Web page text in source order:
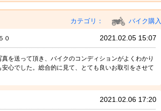
カテゴリ： バイク購入
０ 2021.02.05 15:07
を送って頂き、バイクのコンディションがよくわかり
心でした。総合的に見て、とても良いお取引をさせて
2021.02.06 17:20